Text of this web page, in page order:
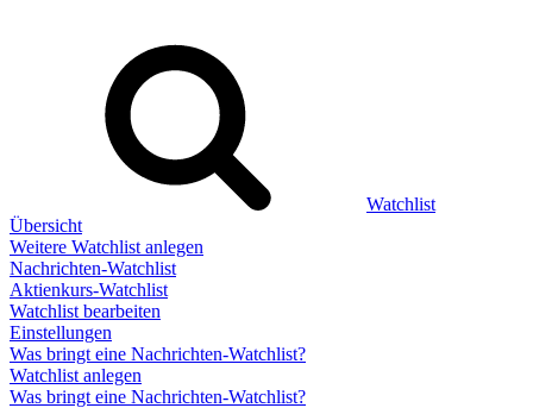
Watchlist
Übersicht
Weitere Watchlist anlegen
Nachrichten-Watchlist
Aktienkurs-Watchlist
Watchlist bearbeiten
Einstellungen
Was bringt eine Nachrichten-Watchlist?
Watchlist anlegen
Was bringt eine Nachrichten-Watchlist?